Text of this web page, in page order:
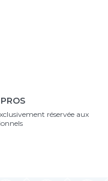
réservée aux